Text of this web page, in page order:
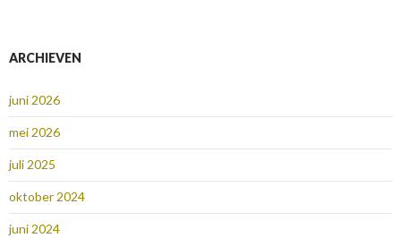
ARCHIEVEN
juni 2026
mei 2026
juli 2025
oktober 2024
juni 2024